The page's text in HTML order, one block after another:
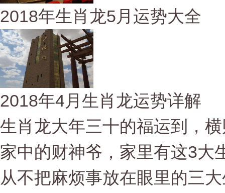
2018年生肖龙5月运势大全
2018年4月生肖龙运势详解
生肖龙大年三十的福运到，
家中的财神爷，家里有这3大
从不把麻烦事放在眼里的三